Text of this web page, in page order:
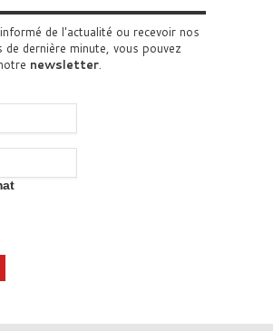
de l'actualité ou recevoir nos
de dernière minute, vous pouvez
newsletter.